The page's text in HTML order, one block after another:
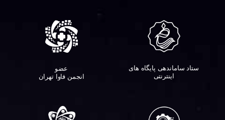
ستاد ساماندهی پایگاه های
اینترنتی
عضو
انجمن فاوا تهران